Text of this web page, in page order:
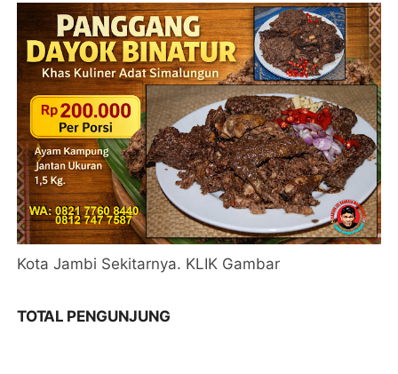
Kota Jambi Sekitarnya. KLIK Gambar
TOTAL PENGUNJUNG